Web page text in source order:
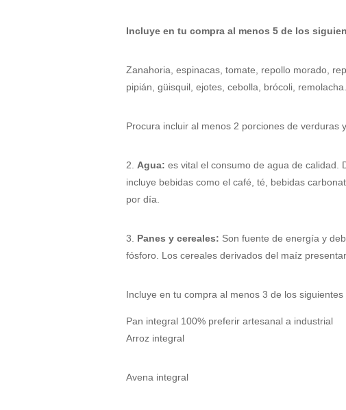
Incluye en tu compra al menos 5 de los
Zanahoria, espinacas, tomate, repollo morado,
pipián, güisquil, ejotes, cebolla, brócoli,
Procura incluir al menos 2 porciones de
2. Agua: es vital el consumo de agua de calidad.
incluye bebidas como el café, té, bebidas
por día.
3. Panes y cereales: Son fuente de energía y
fósforo. Los cereales derivados del maíz
Incluye en tu compra al menos 3 de los siguientes
Pan integral 100% preferir artesanal a industrial
Arroz integral
Avena integral